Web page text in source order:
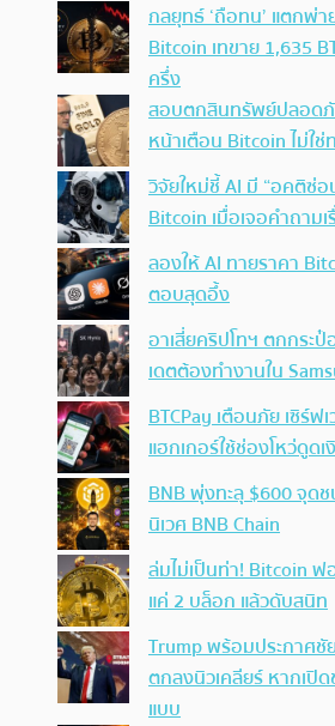
กลยุทธ์ ‘ถือทน’ แตกพ่
Bitcoin เทขาย 1,635
ครึ่ง
สอบตกสินทรัพย์ปลอดภั
หน้าเตือน Bitcoin ไม่ใ
วิจัยใหม่ชี้ AI มี “อคติซ่
Bitcoin เมื่อเจอคำถาม
ลองให้ AI ทายราคา
ตอบสุดอึ้ง
อาเสี่ยคริปโทฯ ตกกระป๋
เดตต้องทำงานใน
BTCPay เตือนภัย เซิร์
แฮกเกอร์ใช้ช่องโหว่ดูด
BNB พุ่งทะลุ $600 จุด
นิเวศ BNB Chain
ล่มไม่เป็นท่า! Bitcoin ฟ
แค่ 2 บล็อก แล้วดับสนิท
Trump พร้อมประกาศชั
ตกลงนิวเคลียร์ หากเปิ
แบบ